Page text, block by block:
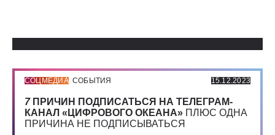
СОЦМЕДИА СОБЫТИЯ 15.12.2023
7 ПРИЧИН ПОДПИСАТЬСЯ НА ТЕЛЕГРАМ-
КАНАЛ «ЦИФРОВОГО ОКЕАНА» ПЛЮС ОДНА
ПРИЧИНА НЕ ПОДПИСЫВАТЬСЯ